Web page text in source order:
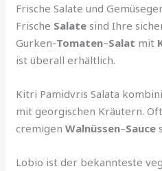
Frische Salate und
Frische Salate sind Ihre
Gurken-Tomaten–Salat mit
ist überall erhältlich.
Kitri Pamidvris Salata
mit georgischen Kräutern.
cremigenWalnüssen–Sauce
Lobio ist der bekannteste